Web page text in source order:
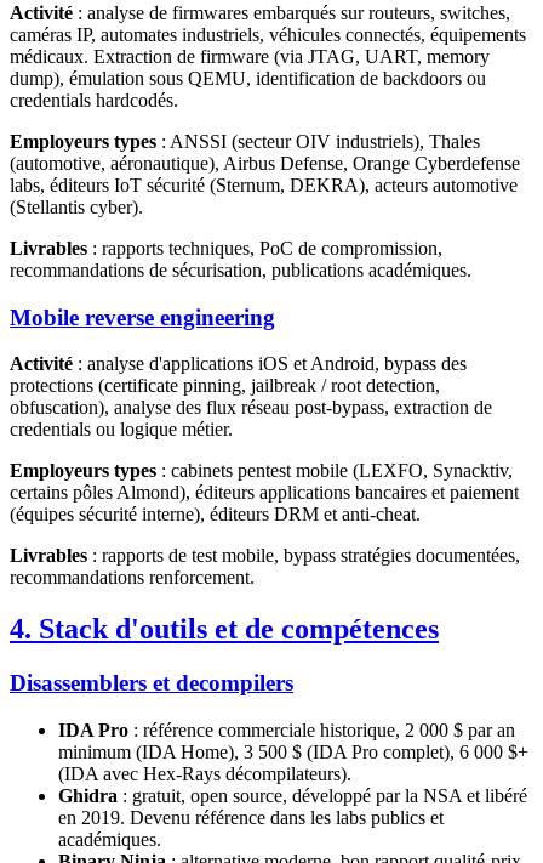
Activité : analyse de firmwares embarqués sur routeurs, switches,
caméras IP, automates industriels, véhicules connectés, équipements
médicaux. Extraction de firmware (via JTAG, UART, memory
dump), émulation sous QEMU, identification de backdoors ou
credentials hardcodés.
Employeurs types : ANSSI (secteur OIV industriels), Thales
(automotive, aéronautique), Airbus Defense, Orange Cyberdefense
labs, éditeurs IoT sécurité (Sternum, DEKRA), acteurs automotive
(Stellantis cyber).
Livrables : rapports techniques, PoC de compromission,
recommandations de sécurisation, publications académiques.
Mobile reverse engineering
Activité : analyse d'applications iOS et Android, bypass des
protections (certificate pinning, jailbreak / root detection,
obfuscation), analyse des flux réseau post-bypass, extraction de
credentials ou logique métier.
Employeurs types : cabinets pentest mobile (LEXFO, Synacktiv,
certains pôles Almond), éditeurs applications bancaires et paiement
(équipes sécurité interne), éditeurs DRM et anti-cheat.
Livrables : rapports de test mobile, bypass stratégies documentées,
recommandations renforcement.
4. Stack d'outils et de compétences
Disassemblers et decompilers
IDA Pro : référence commerciale historique, 2 000 $ par an
minimum (IDA Home), 3 500 $ (IDA Pro complet), 6 000 $+
(IDA avec Hex-Rays décompilateurs).
Ghidra : gratuit, open source, développé par la NSA et libéré
en 2019. Devenu référence dans les labs publics et
académiques.